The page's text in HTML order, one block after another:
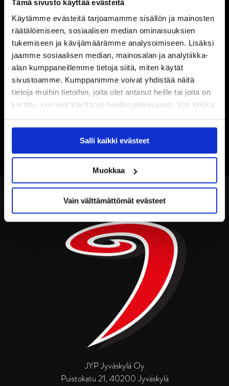
Tämä sivusto käyttää evästeitä
Käytämme evästeitä tarjoamamme sisällön ja mainosten
räätälöimiseen, sosiaalisen median ominaisuuksien
tukemiseen ja kävijämäärämme analysoimiseen. Lisäksi
jaamme sosiaalisen median, mainosalan ja analytiikka-
alan kumppaneillemme tietoja siitä, miten käytät
sivustoamme. Kumppanimme voivat yhdistää näitä
tietoja muihin tietoihin, joita olet antanut heille tai joita on
kerätty, kun olet käyttänyt heidän palvelujaan. Voit koska
käytöstäEvästeet-sivultamme.
Salli kaikki evästeet
Muokkaa
Vain välttämättömät evästeet
JYP Jyväskylä Oy
Puistokatu 21, 40200 Jyväskylä